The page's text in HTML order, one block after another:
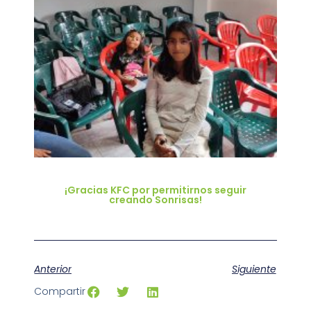
¡Gracias KFC por permitirnos seguir
creando Sonrisas!
Anterior
Siguiente
Compartir